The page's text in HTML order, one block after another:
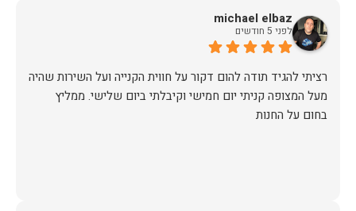
michael elbaz
לפני 5 חודשים
רציתי להגיד תודה להום דקור על חווית הקנייה ועל השירות שהיה
מעל המצופה קניתי יום חמישי וקיבלתי ביום שלישי. ממליץ
בחום על החנות